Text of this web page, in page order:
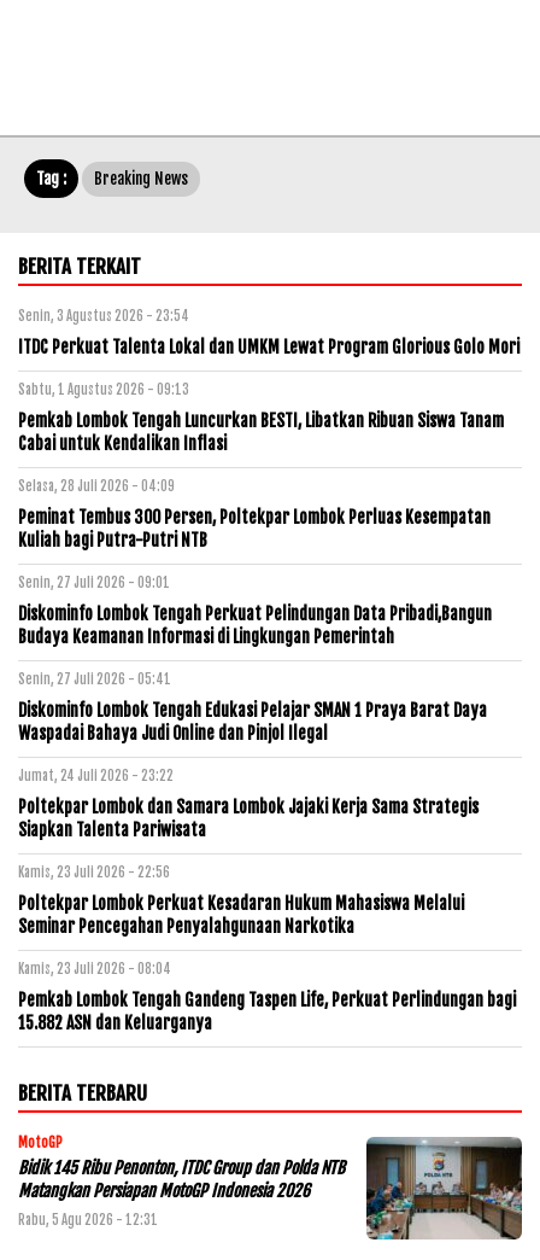
Tag : Breaking News
BERITA TERKAIT
Senin, 3 Agustus 2026 - 23:54
ITDC Perkuat Talenta Lokal dan UMKM Lewat Program Glorious Golo Mori
Sabtu, 1 Agustus 2026 - 09:13
Pemkab Lombok Tengah Luncurkan BESTI, Libatkan Ribuan Siswa Tanam
Cabai untuk Kendalikan Inflasi
Selasa, 28 Juli 2026 - 04:09
Peminat Tembus 300 Persen, Poltekpar Lombok Perluas Kesempatan
Kuliah bagi Putra-Putri NTB
Senin, 27 Juli 2026 - 09:01
Diskominfo Lombok Tengah Perkuat Pelindungan Data Pribadi,Bangun
Budaya Keamanan Informasi di Lingkungan Pemerintah
Senin, 27 Juli 2026 - 05:41
Diskominfo Lombok Tengah Edukasi Pelajar SMAN 1 Praya Barat Daya
Waspadai Bahaya Judi Online dan Pinjol Ilegal
Jumat, 24 Juli 2026 - 23:22
Poltekpar Lombok dan Samara Lombok Jajaki Kerja Sama Strategis
Siapkan Talenta Pariwisata
Kamis, 23 Juli 2026 - 22:56
Poltekpar Lombok Perkuat Kesadaran Hukum Mahasiswa Melalui
Seminar Pencegahan Penyalahgunaan Narkotika
Kamis, 23 Juli 2026 - 08:04
Pemkab Lombok Tengah Gandeng Taspen Life, Perkuat Perlindungan bagi
15.882 ASN dan Keluarganya
BERITA TERBARU
MotoGP
Bidik 145 Ribu Penonton, ITDC Group dan Polda NTB
Matangkan Persiapan MotoGP Indonesia 2026
Rabu, 5 Agu 2026 - 12:31